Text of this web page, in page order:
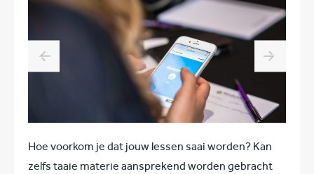
Hoe voorkom je dat jouw lessen saai worden? Kan
zelfs taaie materie aansprekend worden gebracht